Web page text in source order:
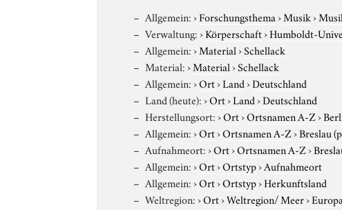
Allgemein:›Forschungsthema›Musik›
Verwaltung:›Körperschaft›Humboldt-
Allgemein:›Material›Schellack
Material:›Material›Schellack
Allgemein:›Ort›Land›Deutschland
Land (heute):›Ort›Land›Deutschland
Herstellungsort:›Ort›Ortsnamen A-Z›
Allgemein:›Ort›Ortsnamen A-Z›Breslau
Aufnahmeort:›Ort›Ortsnamen A-Z›
Allgemein:›Ort›Ortstyp›Aufnahmeort
Allgemein:›Ort›Ortstyp›Herkunftsland
Weltregion:›Ort›Weltregion/ Meer›Europa